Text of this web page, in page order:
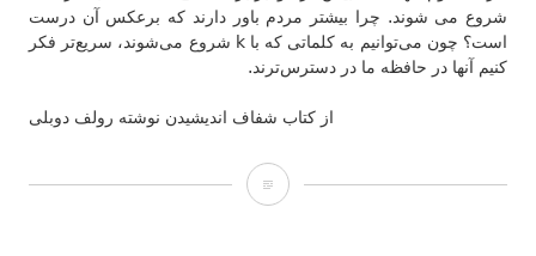
شروع می شوند. چرا بیشتر مردم باور دارند که برعکس آن درست
است؟ چون می‌توانیم به کلماتی که با k شروع می‌شوند، سریع‌تر فکر
کنیم آنها در حافظه ما در دسترس‌ترند.
از کتاب شفاف اندیشیدن نوشته رولف دوبلی
خطای